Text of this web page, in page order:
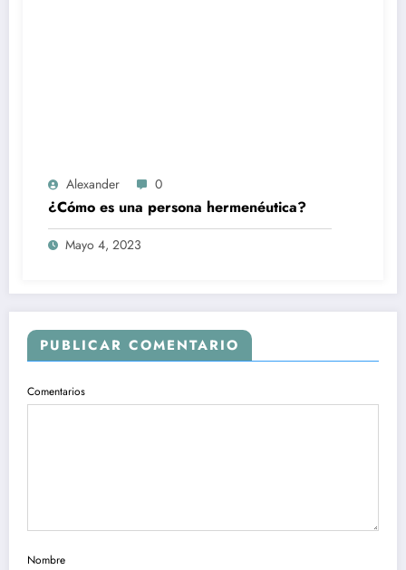
Alexander 0
¿Cómo es una persona hermenéutica?
Mayo 4, 2023
PUBLICAR COMENTARIO
Comentarios
Nombre